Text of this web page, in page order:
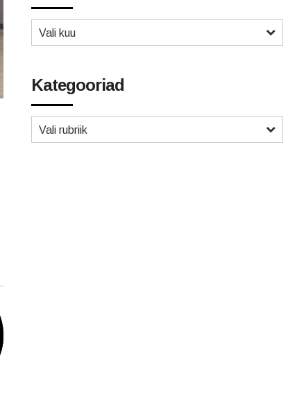
Vali kuu
Kategooriad
Vali rubriik